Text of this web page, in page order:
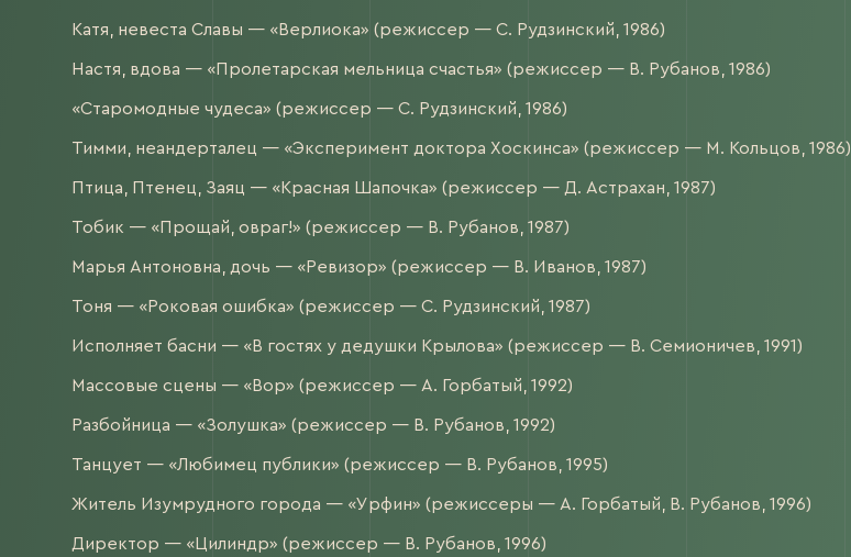
Катя, невеста Славы — «Верлиока» (режиссер — С. Рудзинский, 1986)
Настя, вдова — «Пролетарская мельница счастья» (режиссер — В. Рубанов, 1986)
«Старомодные чудеса» (режиссер — С. Рудзинский, 1986)
Тимми, неандерталец — «Эксперимент доктора Хоскинса» (режиссер — М. Кольцов, 1986)
Птица, Птенец, Заяц — «Красная Шапочка» (режиссер — Д. Астрахан, 1987)
Тобик — «Прощай, овраг!» (режиссер — В. Рубанов, 1987)
Марья Антоновна, дочь — «Ревизор» (режиссер — В. Иванов, 1987)
Тоня — «Роковая ошибка» (режиссер — С. Рудзинский, 1987)
Исполняет басни — «В гостях у дедушки Крылова» (режиссер — В. Семионичев, 1991)
Массовые сцены — «Вор» (режиссер — А. Горбатый, 1992)
Разбойница — «Золушка» (режиссер — В. Рубанов, 1992)
Танцует — «Любимец публики» (режиссер — В. Рубанов, 1995)
Житель Изумрудного города — «Урфин» (режиссеры — А. Горбатый, В. Рубанов, 1996)
Директор — «Цилиндр» (режиссер — В. Рубанов, 1996)